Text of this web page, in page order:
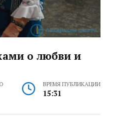
о любви и
ВРЕМЯ ПУБЛИКАЦИИ
15:31